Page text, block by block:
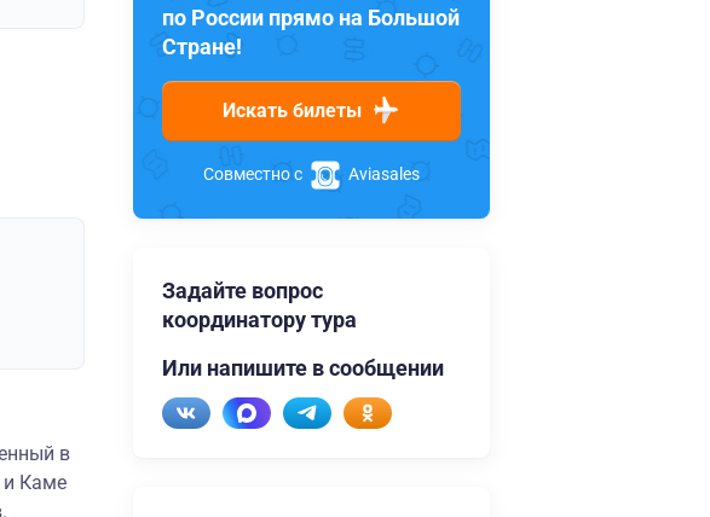
в
и Каме
по России прямо на Большой
Стране!
Искать билеты
Совместно с Aviasales
Задайте вопрос
координатору тура
Или напишите в сообщении